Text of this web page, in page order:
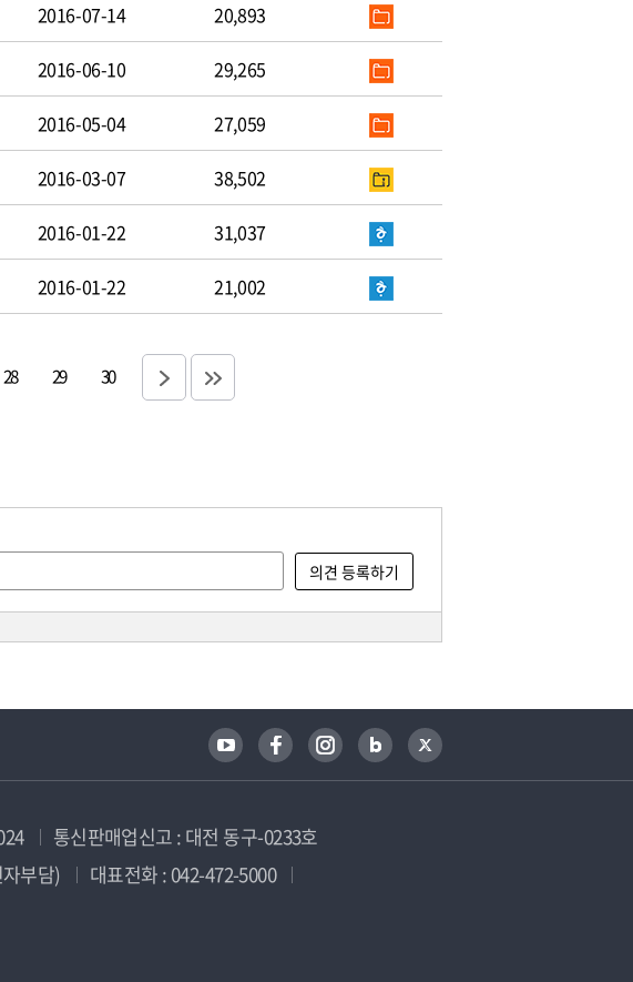
2016-07-14 20,893
2016-06-10 29,265
2016-05-04 27,059
2016-03-07 38,502
2016-01-22 31,037
2016-01-22 21,002
28 29 30
통신판매업신고 : 대전 동구-0233호
부담)
대표전화 : 042-472-5000